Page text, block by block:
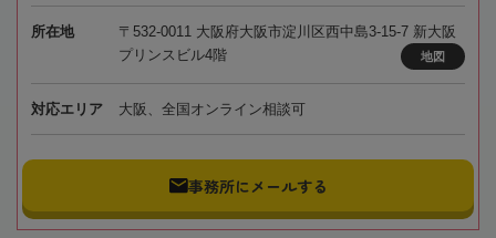
所在地
〒532-0011 大阪府大阪市淀川区西中島3-15-7 新大阪
プリンスビル4階
地図
対応エリア 大阪、全国オンライン相談可
事務所にメールする